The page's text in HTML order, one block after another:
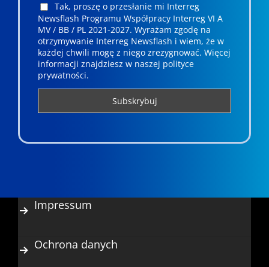
Tak, proszę o przesłanie mi Interreg
Newsflash Programu Współpracy Interreg VI A
MV / BB / PL 2021-2027. Wyrażam zgodę na
otrzymywanie Interreg Newsflash i wiem, że w
każdej chwili mogę z niego zrezygnować. ­­Więcej
informacji znajdziesz w naszej polityce
prywatności.
Impressum
Ochrona danych